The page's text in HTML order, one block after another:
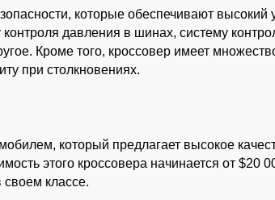
которые обеспечивают высокий
давления в шинах, систему
Кроме того, кроссовер имеет
при столкновениях.
который предлагает высокое
этого кроссовера начинается от $20
классе.